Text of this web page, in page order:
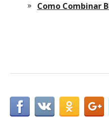
Como Combinar